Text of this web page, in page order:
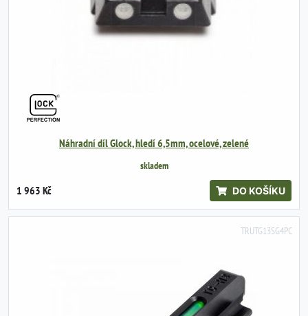
Náhradní díl Glock, hledí 6,5mm, ocelové, zelené
skladem
1 963 Kč DO KOŠÍKU
TRUTG13SG4PC